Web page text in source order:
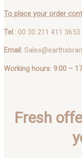
To place your order
Tel .: 00 30 211 411 3653
Email:
Working hours: 9:00 –
Fresh